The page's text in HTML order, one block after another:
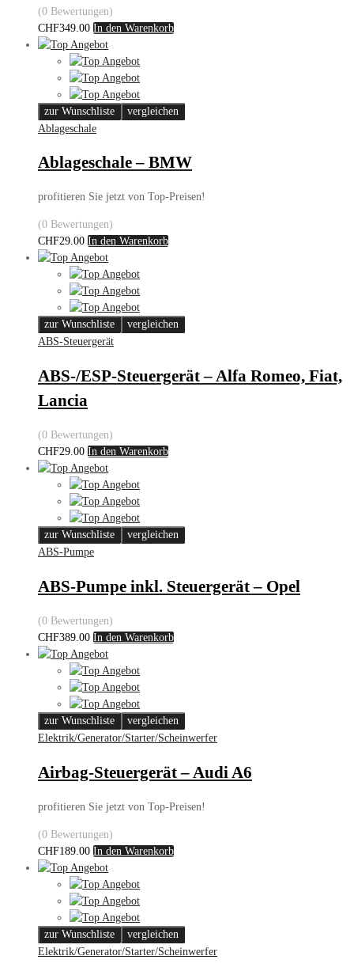
(0 Bewertungen)
CHF349.00 In den Warenkorb
zur Wunschliste
vergleichen
Ablageschale
Ablageschale – BMW
profitieren Sie jetzt von Top-Preisen!
(0 Bewertungen)
CHF29.00 In den Warenkorb
zur Wunschliste
vergleichen
ABS-Steuergerät
ABS-/ESP-Steuergerät – Alfa Romeo, Fiat,
Lancia
(0 Bewertungen)
CHF29.00 In den Warenkorb
zur Wunschliste
vergleichen
ABS-Pumpe
ABS-Pumpe inkl. Steuergerät – Opel
(0 Bewertungen)
CHF389.00 In den Warenkorb
zur Wunschliste
vergleichen
Elektrik/Generator/Starter/Scheinwerfer
Airbag-Steuergerät – Audi A6
profitieren Sie jetzt von Top-Preisen!
(0 Bewertungen)
CHF189.00 In den Warenkorb
zur Wunschliste
vergleichen
Elektrik/Generator/Starter/Scheinwerfer